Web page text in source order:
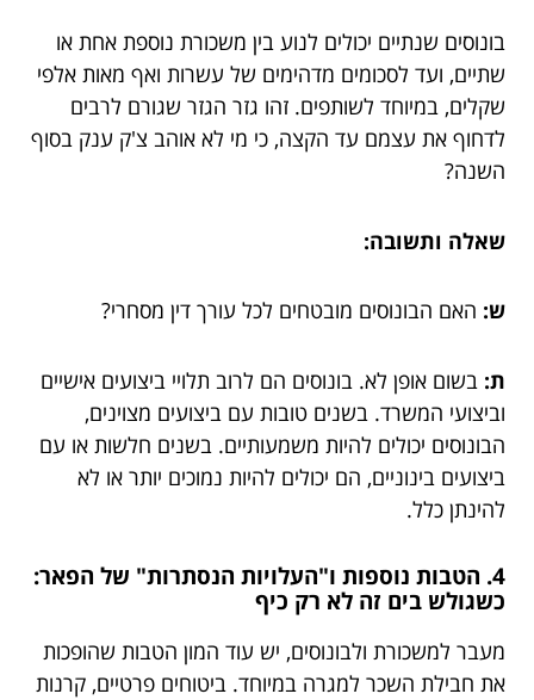
בונוסים שנתיים יכולים לנוע בין משכורת נוספת אחת או
שתיים, ועד לסכומים מדהימים של עשרות ואף מאות אלפי
שקלים, במיוחד לשותפים. זהו גזר הגזר שגורם לרבים
לדחוף את עצמם עד הקצה, כי מי לא אוהב צ'ק ענק בסוף
השנה?
שאלה ותשובה:
ש: האם הבונוסים מובטחים לכל עורך דין מסחרי?
ת: בשום אופן לא. בונוסים הם לרוב תלויי ביצועים אישיים
וביצועי המשרד. בשנים טובות עם ביצועים מצוינים,
הבונוסים יכולים להיות משמעותיים. בשנים חלשות או עם
ביצועים בינוניים, הם יכולים להיות נמוכים יותר או לא
להינתן כלל.
4. הטבות נוספות ו"העלויות הנסתרות" של הפאר:
כשגולש בים זה לא רק כיף
מעבר למשכורת ולבונוסים, יש עוד המון הטבות שהופכות
את חבילת השכר למגרה במיוחד. ביטוחים פרטיים, קרנות